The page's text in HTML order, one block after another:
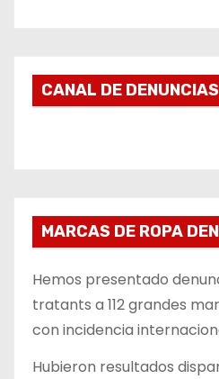
CANAL DE DENUNCIAS
MARCAS DE ROPA
Hemos presentado
tratants a 112 grandes
con incidencia
Hubieron resultados